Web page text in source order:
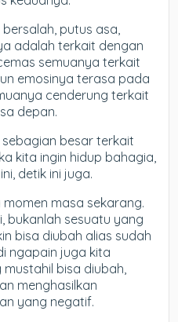
bersalah, putus asa,
adalah terkait dengan
semuanya terkait
emosinya terasa pada
cenderung terkait
depan.
besar terkait
kita ingin hidup bahagia,
detik ini juga.
masa sekarang.
bukanlah sesuatu yang
bisa diubah alias sudah
ngapain juga kita
bisa diubah,
menghasilkan
yang negatif.